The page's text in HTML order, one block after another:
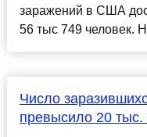
заражений в США
56 тыс 749 человек.
Число
превысило 20 тыс.